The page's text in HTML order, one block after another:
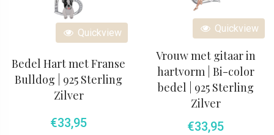
Quickview
Bedel Hart met Franse
Bulldog | 925 Sterling
Zilver
€33,95
Quickview
Vrouw met gitaar in
hartvorm | Bi-color
bedel | 925 Sterling
Zilver
€33,95